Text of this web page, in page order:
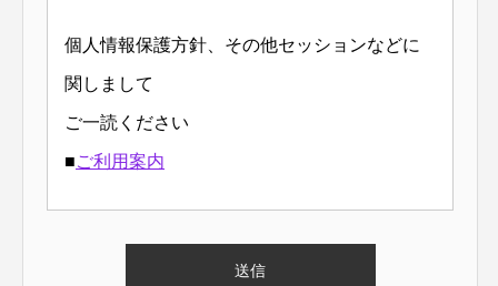
個人情報保護方針、その他セッションなどに
関しまして
ご一読ください
■ご利用案内